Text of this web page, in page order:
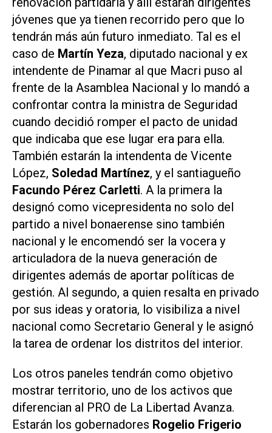
jóvenes que ya tienen recorrido pero que lo
tendrán más aún futuro inmediato. Tal es el
caso de Martín Yeza, diputado nacional y ex
intendente de Pinamar al que Macri puso al
frente de la Asamblea Nacional y lo mandó a
confrontar contra la ministra de Seguridad
cuando decidió romper el pacto de unidad
que indicaba que ese lugar era para ella.
También estarán la intendenta de Vicente
López, Soledad Martínez, y el santiagueño
Facundo Pérez Carletti. A la primera la
designó como vicepresidenta no solo del
partido a nivel bonaerense sino también
nacional y le encomendó ser la vocera y
articuladora de la nueva generación de
dirigentes además de aportar políticas de
gestión. Al segundo, a quien resalta en privado
por sus ideas y oratoria, lo visibiliza a nivel
nacional como Secretario General y le asignó
la tarea de ordenar los distritos del interior.
Los otros paneles tendrán como objetivo
mostrar territorio, uno de los activos que
diferencian al PRO de La Libertad Avanza.
Estarán los gobernadores Rogelio Frigerio